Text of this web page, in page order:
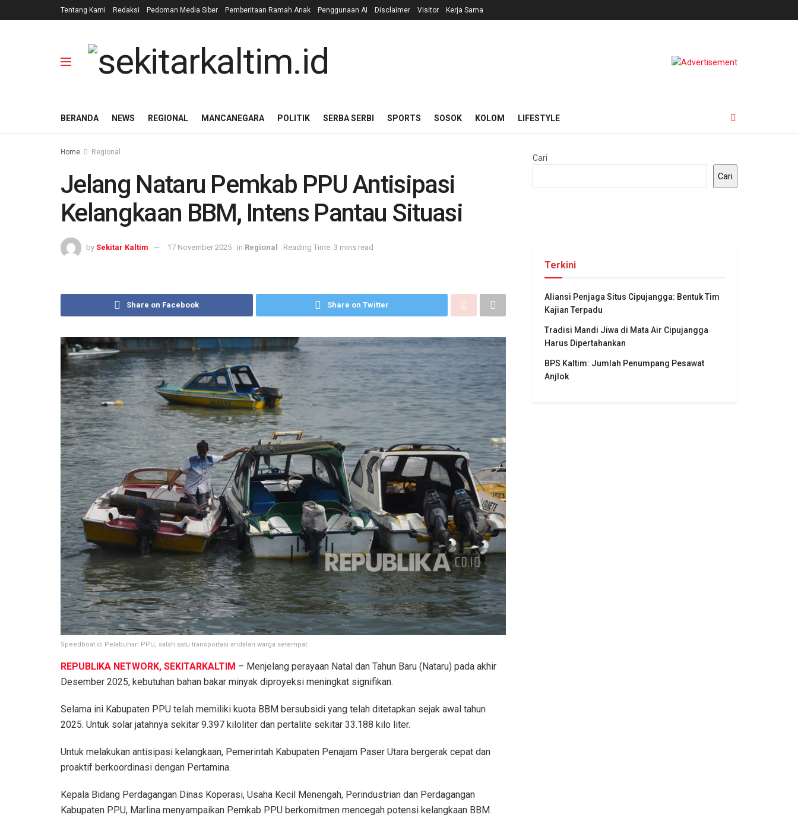
Tentang Kami Redaksi Pedoman Media Siber Pemberitaan Ramah Anak Penggunaan AI Disclaimer Visitor Kerja Sama
BERANDA NEWS REGIONAL MANCANEGARA POLITIK SERBA SERBI SPORTS SOSOK KOLOM LIFESTYLE
Home Regional
Jelang Nataru Pemkab PPU Antisipasi
Kelangkaan BBM, Intens Pantau Situasi
by Sekitar Kaltim 17 November 2025 in Regional Reading Time: 3 mins read
Share on Facebook Share on Twitter
Speedboat di Pelabuhan PPU, salah satu transportasi andalan warga setempat.
REPUBLIKA NETWORK, SEKITARKALTIM – Menjelang perayaan Natal dan Tahun Baru (Nataru) pada akhir
Desember 2025, kebutuhan bahan bakar minyak diproyeksi meningkat signifikan.
Selama ini Kabupaten PPU telah memiliki kuota BBM bersubsidi yang telah ditetapkan sejak awal tahun
2025. Untuk solar jatahnya sekitar 9.397 kiloliter dan pertalite sekitar 33.188 kilo liter.
Untuk melakukan antisipasi kelangkaan, Pemerintah Kabupaten Penajam Paser Utara bergerak cepat dan
proaktif berkoordinasi dengan Pertamina.
Kepala Bidang Perdagangan Dinas Koperasi, Usaha Kecil Menengah, Perindustrian dan Perdagangan
Kabupaten PPU, Marlina menyampaikan Pemkab PPU berkomitmen mencegah potensi kelangkaan BBM.
Cari
Cari
Terkini
Aliansi Penjaga Situs Cipujangga: Bentuk Tim
Kajian Terpadu
Tradisi Mandi Jiwa di Mata Air Cipujangga
Harus Dipertahankan
BPS Kaltim: Jumlah Penumpang Pesawat
Anjlok